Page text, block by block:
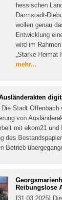
hessischen
Darmstadt-
wollen genau
Entwicklung
wird im
„Starke Heimat
mehr...
Die Stadt Offenbach
von
mit ekom21 und
des
Betrieb
Reibungslose
[31.03.2025]